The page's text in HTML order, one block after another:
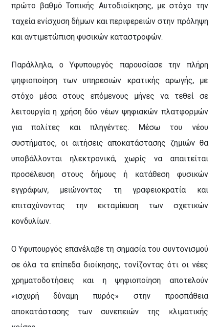
πρώτο βαθμό Τοπικής Αυτοδιοίκησης, με στόχο την
ταχεία ενίσχυση δήμων και περιφερειών στην πρόληψη
και αντιμετώπιση φυσικών καταστροφών.
Παράλληλα, ο Υφυπουργός παρουσίασε την πλήρη
ψηφιοποίηση των υπηρεσιών κρατικής αρωγής, με
στόχο μέσα στους επόμενους μήνες να τεθεί σε
λειτουργία η χρήση δύο νέων ψηφιακών πλατφορμών
για πολίτες και πληγέντες. Μέσω του νέου
συστήματος, οι αιτήσεις αποκατάστασης ζημιών θα
υποβάλλονται ηλεκτρονικά, χωρίς να απαιτείται
προσέλευση στους δήμους ή κατάθεση φυσικών
εγγράφων, μειώνοντας τη γραφειοκρατία και
επιταχύνοντας την εκταμίευση των σχετικών
κονδυλίων.
Ο Υφυπουργός επανέλαβε τη σημασία του συντονισμού
σε όλα τα επίπεδα διοίκησης, τονίζοντας ότι οι νέες
χρηματοδοτήσεις και η ψηφιοποίηση αποτελούν
«ισχυρή δύναμη πυρός» στην προσπάθεια
αποκατάστασης των συνεπειών της κλιματικής